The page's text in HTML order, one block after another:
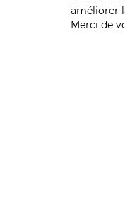
améliorer
Merci de